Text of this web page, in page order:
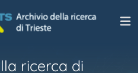
ricerca di